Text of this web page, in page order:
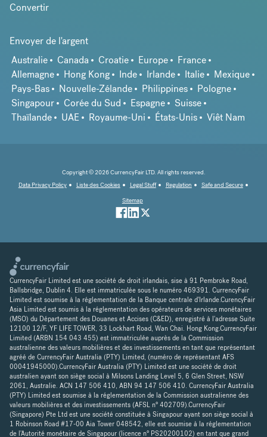
Convertir
Envoyer de l'argent
Australie
Canada Croatie Europe
France
Allemagne
Hong Kong Inde Irlande Italie
Mexique
Pays-Bas
Nouvelle-Zélande Philippines
Pologne
Singapour
Corée du Sud Espagne
Suisse
Thaïlande
UAE Royaume-Uni États-Unis Viêt Nam
Copyright © 2026 CurrencyFair LTD. All rights reserved.
Data Privacy Policy
Liste des Cookies Legal Stuff Regulation
Safe and Secure
Sitemap
CurrencyFair Limited est une société de droit irlandais, sise à 91 Pembroke Road,
Ballsbridge, Dublin 4. Elle est immatriculée sous le numéro 469391. CurrencyFair
Limited est soumise à la réglementation de la Banque centrale d'Irlande.CurencyFair
Asia Limited est soumis à la réglementation des opérateurs de services monétaires
(MSO) du Département des Douanes et Accises (C&ED), enregistré à l'adresse Suite
12100 12/F, YF LIFE TOWER, 33 Lockhart Road, Wan Chai. Hong Kong.CurrencyFair
Limited (ARBN 154 043 455) est immatriculée auprès de la Commission
australienne des valeurs mobilières et des investissements en tant que représentant
agréé de CurrencyFair Australia (PTY) Limited, (numéro de représentant AFS
00041945000).CurrencyFair Australia (PTY) Limited est une société de droit
australien ayant son siège social à Milsons Landing Level 5, 6 Glen Street, NSW
2061, Australie. ACN 147 506 410, ABN 94 147 506 410. CurrencyFair Australia
(PTY) Limited est soumise à la réglementation de la Commission australienne des
valeurs mobilières et des investissements (AFSL n° 402709).CurrencyFair
(Singapore) Pte Ltd est une société constituée à Singapour ayant son siège social à
1 Robinson Road #17-00 Aia Tower 048542, elle est soumise à la réglementation
de l'Autorité monétaire de Singapour (licence n° PS20200102) en tant que grand